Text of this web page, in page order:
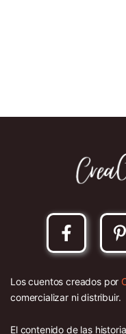
Los cuentos creados por
comercializar ni distribuir.
El contenido de las